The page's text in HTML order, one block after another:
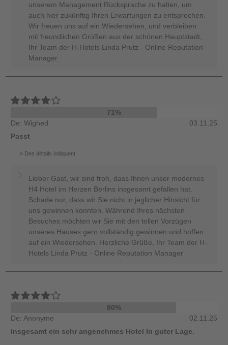
unserem Management Rücksprache zu halten, um
auch hier zukünftig Ihren Erwartungen zu entsprechen.
Wir freuen uns auf ein Wiedersehen, und verbleiben
mit freundlichen Grüßen aus der schönen Hauptstadt,
Ihr Team der H-Hotels Linda Prutz - Online Reputation
Manager
71%
De: Wighed
03.11.25
Passt
Des détails indiquent
Lieber Gast, wir sind froh, dass Ihnen unser modernes
H4 Hotel im Herzen Berlins insgesamt gefallen hat.
Schade nur, dass wir Sie nicht in jeglicher Hinsicht für
uns gewinnen konnten. Während Ihres nächsten
Besuches möchten wir Sie mit den tollen Vorzügen
unseres Hauses gern vollständig gewinnen und hoffen
auf ein Wiedersehen. Herzliche Grüße, Ihr Team der H-
Hotels Linda Prutz - Online Reputation Manager
80%
De: Anonyme
02.11.25
Insgesamt ein sehr angenehmes Hotel In guter Lage.